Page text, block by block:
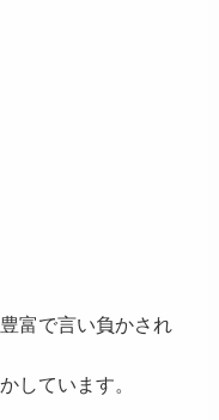
富で言い負かされ
しています。